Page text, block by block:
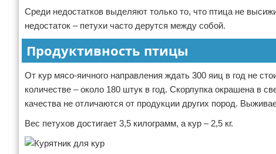
Среди недостатков выделяют только то, что птица не
недостаток – петухи часто дерутся между собой.
Продуктивность птицы
От кур мясо-яичного направления ждать 300 яиц в год не
количестве – около 180 штук в год. Скорлупка окрашена в
качества не отличаются от продукции других пород.
Вес петухов достигает 3,5 килограмм, а кур – 2,5 кг.